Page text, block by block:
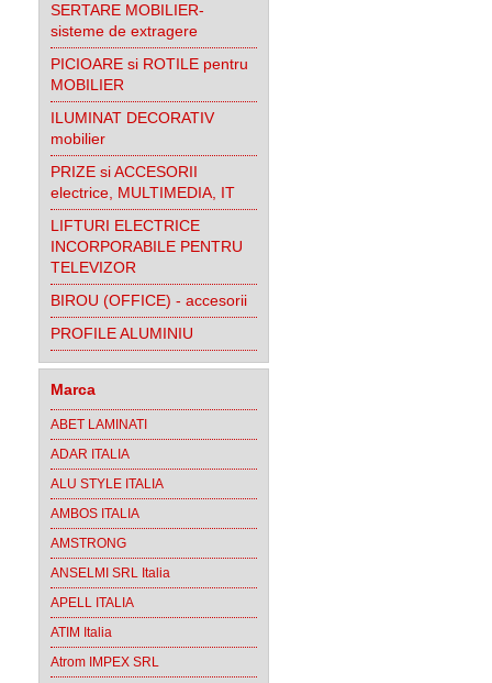
SERTARE MOBILIER-
sisteme de extragere
PICIOARE si ROTILE pentru
MOBILIER
ILUMINAT DECORATIV
mobilier
PRIZE si ACCESORII
electrice, MULTIMEDIA, IT
LIFTURI ELECTRICE
INCORPORABILE PENTRU
TELEVIZOR
BIROU (OFFICE) - accesorii
PROFILE ALUMINIU
Marca
ABET LAMINATI
ADAR ITALIA
ALU STYLE ITALIA
AMBOS ITALIA
AMSTRONG
ANSELMI SRL Italia
APELL ITALIA
ATIM Italia
Atrom IMPEX SRL